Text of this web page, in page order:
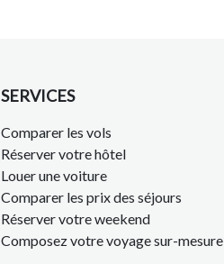
SERVICES
Comparer les vols
Réserver votre hôtel
Louer une voiture
Comparer les prix des séjours
Réserver votre weekend
Composez votre voyage sur-mesure